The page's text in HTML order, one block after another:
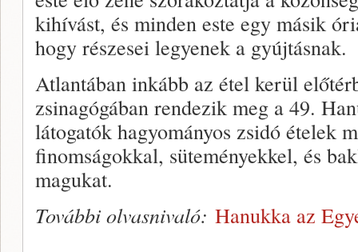
kihívást, és minden este egy másik
hogy részesei legyenek a gyújtásnak.
Atlantában inkább az étel kerül
zsinagógában rendezik meg a 49.
látogatók hagyományos zsidó ételek
finomságokkal, süteményekkel, és
magukat.
További olvasnivaló: Hanukka az